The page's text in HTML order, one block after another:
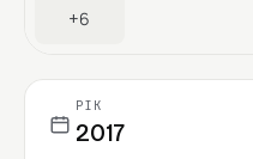
+6
РІК
2017